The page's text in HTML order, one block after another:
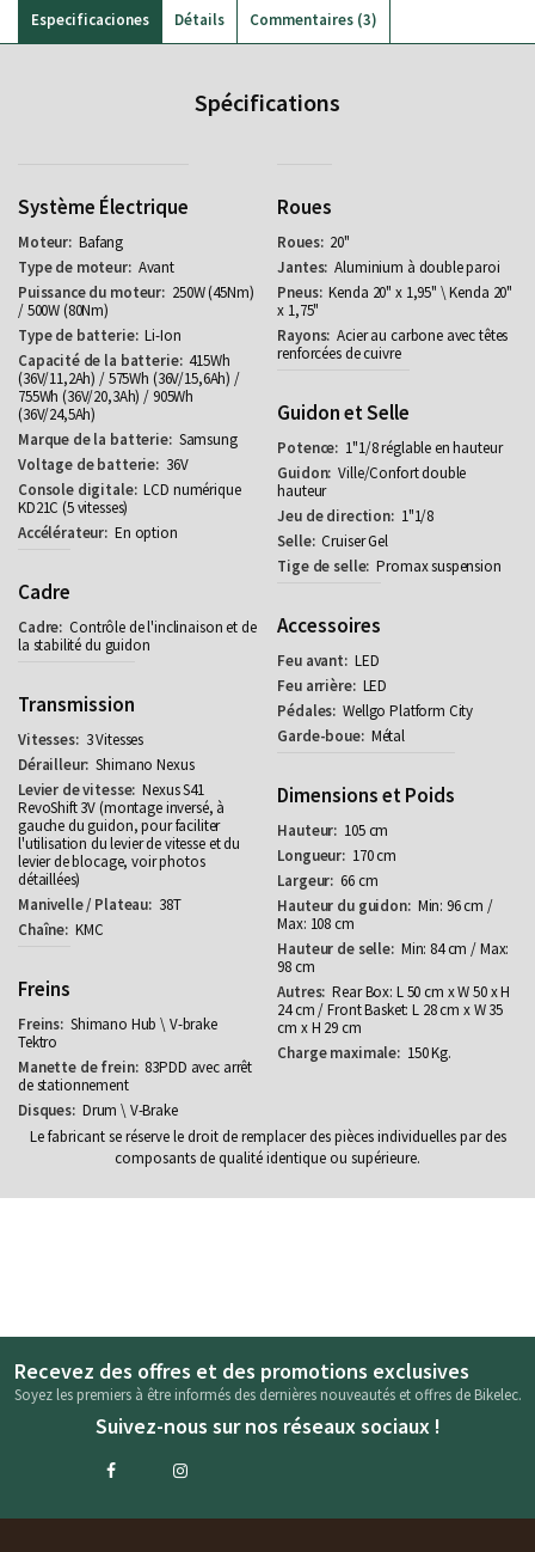
Especificaciones
Spécifications
Système Électrique
Bafang
Avant
250W (45Nm)
/ 500W (80Nm)
Li-Ion
415Wh
(36V/11,2Ah) / 575Wh (36V/15,6Ah) /
755Wh (36V/20,3Ah) / 905Wh
(36V/24,5Ah)
Samsung
36V
LCD numérique
KD21C (5 vitesses)
En option
Cadre
Contrôle de l'inclinaison et de
la stabilité du guidon
Transmission
3 Vitesses
Shimano Nexus
Nexus S41
RevoShift 3V (montage inversé, à
gauche du guidon, pour faciliter
l'utilisation du levier de vitesse et du
levier de blocage, voir photos
détaillées)
38T
KMC
Freins
Shimano Hub \ V-brake
Tektro
83PDD avec arrêt
de stationnement
Drum \ V-Brake
Roues
20"
Aluminium à double paroi
Kenda 20" x 1,95" \ Kenda 20"
x 1,75"
Acier au carbone avec têtes
renforcées de cuivre
Guidon et Selle
1"1/8 réglable en hauteur
Ville/Confort double
hauteur
1"1/8
Cruiser Gel
Promax suspension
Accessoires
LED
LED
Wellgo Platform City
Métal
Dimensions et Poids
105 cm
170 cm
66 cm
Min: 96 cm /
Max: 108 cm
Min: 84 cm / Max:
98 cm
Rear Box: L 50 cm x W 50 x H
24 cm / Front Basket: L 28 cm x W 35
cm x H 29 cm
150 Kg.
Le fabricant se réserve le droit de remplacer des pièces individuelles par des
composants de qualité identique ou supérieure.
Détails Commentaires 3
Recevez des offres et des promotions exclusives
Soyez les premiers à être informés des dernières nouveautés et offres de Bikelec.
Suivez-nous sur nos réseaux sociaux !